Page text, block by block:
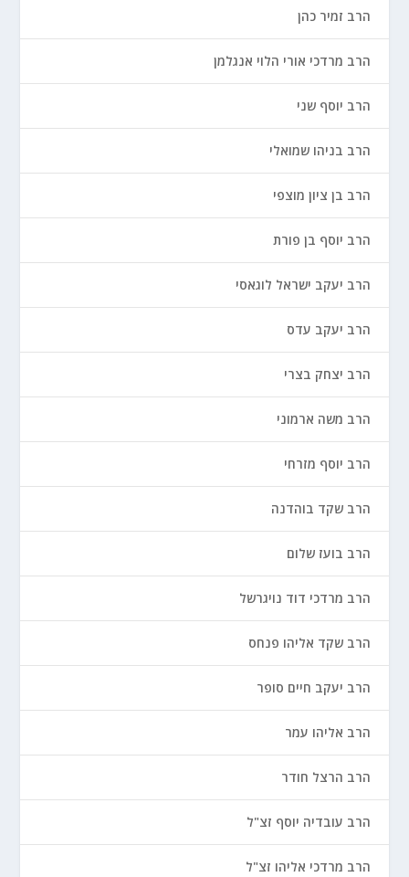
הרב זמיר כהן
הרב מרדכי אורי הלוי אנגלמן
הרב יוסף שני
הרב בניהו שמואלי
הרב בן ציון מוצפי
הרב יוסף בן פורת
הרב יעקב ישראל לוגאסי
הרב יעקב עדס
הרב יצחק בצרי
הרב משה ארמוני
הרב יוסף מזרחי
הרב שקד בוהדנה
הרב בועז שלום
הרב מרדכי דוד נויגרשל
הרב שקד אליהו פנחס
הרב יעקב חיים סופר
הרב אליהו עמר
הרב הרצל חודר
הרב עובדיה יוסף זצ"ל
הרב מרדכי אליהו זצ"ל